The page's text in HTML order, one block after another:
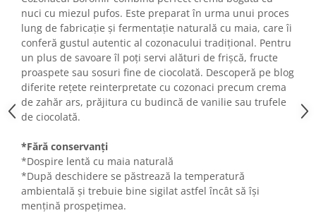
Turta dulce
Turta dulce cu nuci
Turta dulce de Sibiu
Turta dulce cu miere
Croissant
Croissant Duofino
Croissant cu maia
Boromele
Cornulete fragede
Pasca
nuci cu miezul pufos. Este preparat în urma unui proces
lung de fabricație și fermentație naturală cu maia, care îi
conferă gustul autentic al cozonacului tradițional. Pentru
un plus de savoare îl poți servi alături de frișcă, fructe
proaspete sau sosuri fine de ciocolată. Descoperă pe blog
diferite rețete reinterpretate cu cozonaci precum crema
de zahăr ars, prăjitura cu budincă de vanilie sau trufele
de ciocolată.
*Fără conservanți
*Dospire lentă cu maia naturală
*După deschidere se păstrează la temperatură
ambientală și trebuie bine sigilat astfel încât să își
mențină prospețimea.